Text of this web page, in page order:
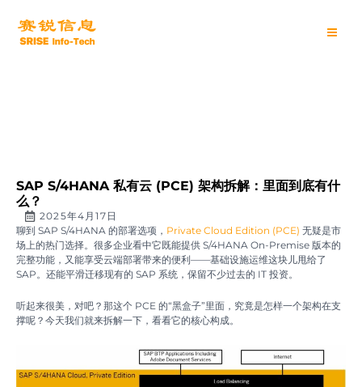
SAP S/4HANA 私有云 (PCE) 架构拆解：里面到底有什
么？
2025年4月17日
聊到 SAP S/4HANA 的部署选项， Private Cloud Edition (PCE) 无疑是市
场上的热门选择。很多企业看中它既能提供 S/4HANA On-Premise 版本的
完整功能，又能享受云端部署带来的便利——基础设施运维这块儿甩给了
SAP。还能平滑迁移现有的 SAP 系统，保留不少过去的 IT 投资。
听起来很美，对吧？那这个 PCE 的“黑盒子”里面，究竟是怎样一个架构在支
撑呢？今天我们就来拆解一下，看看它的核心构成。